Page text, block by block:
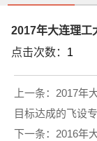
2017年大连理工
点击次数： 1
上一条： 2017年
目标达成的飞设
下一条： 2016年